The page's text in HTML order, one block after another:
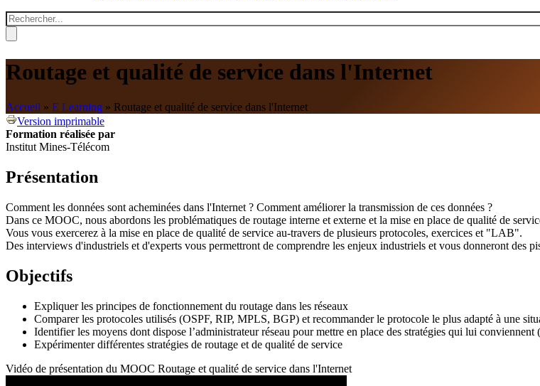
Formulaire de recherche
Rechercher
Routage et qualité de service dans l'Internet
Accueil » E Learning » Routage et qualité de service dans l'Internet
Version imprimable
Formation réalisée par
Institut Mines-Télécom
Présentation
Comment les données sont acheminées dans l'Internet ? Comment améliorer la transmission de ces données ?
Dans ce MOOC, nous abordons les problématiques de routage interne et externe et la mise en place de qualité de
Vous vous exercerez à la mise en place de qualité de service au-travers de plusieurs protocoles, exercices et "LAB".
Des interviews d'industriels et d'experts vous permettront de comprendre les enjeux industriels et vous donneront des
Objectifs
Expliquer les principes de fonctionnement du routage dans les réseaux
Comparer les protocoles utilisés (OSPF, RIP, MPLS, BGP) et recommander le protocole le plus adapté à une
Identifier les moyens dont dispose l’administrateur réseau pour mettre en place des stratégies qui lui
Expérimenter différentes stratégies de routage et de qualité de service
Vidéo de présentation du MOOC Routage et qualité de service dans l'Internet